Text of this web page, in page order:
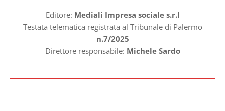
Editore: Mediali Impresa sociale s.r.l
Testata telematica registrata al Tribunale di Palermo
n.7/2025
Direttore responsabile: Michele Sardo